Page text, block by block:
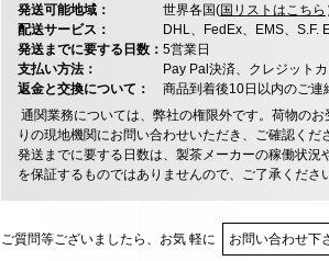
発送可能地域： 世界各国(国リストはこちら
配送サービス：
DHL、FedEx、EMS、S.F.
発送までに要する日数： 5営業日
支払い方法：
Pay Pal決済、クレジット
返金と交換について：
商品到着後10日以内のご連
通関業務については、弊社の権限外です。荷物の
りの現地機関にお問い合わせいただき、ご確認くだ
発送までに要する日数は、製茶メーカーの稼働状
を保証するものではありませんので、ご了承くださ
ご質問等ございましたら、お気 軽に お問い合わせ下